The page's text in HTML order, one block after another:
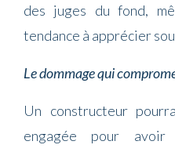
des juges du fond,
tendance à apprécier
Le dommage qui
Un constructeur
engagée pour